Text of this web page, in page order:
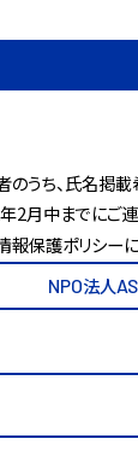
うち、氏名掲
2月中までにご連
報保護ポリシー
NPO法人